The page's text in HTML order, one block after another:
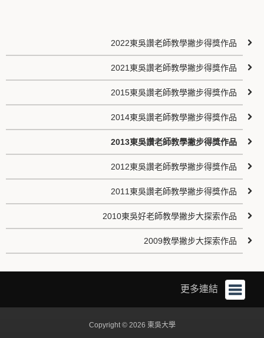
2022東吳讚老師教學撇步得獎作品
2021東吳讚老師教學撇步得獎作品
2015東吳讚老師教學撇步得獎作品
2014東吳讚老師教學撇步得獎作品
2013東吳讚老師教學撇步得獎作品
2012東吳讚老師教學撇步得獎作品
2011東吳讚老師教學撇步得獎作品
2010東吳好老師教學撇步大探索作品
2009教學撇步大探索作品
更多連結
Copyright © 2026 東吳大學